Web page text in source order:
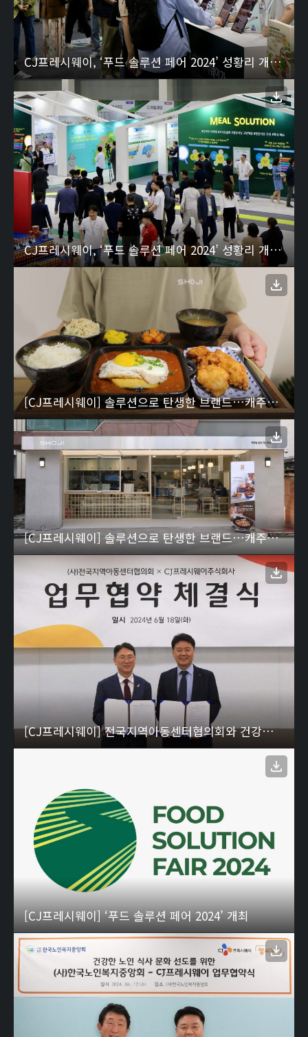
CJ프레시웨이, ‘푸드 솔루션 페어 2024’ 성황리 개막 2
CJ프레시웨이, ‘푸드 솔루션 페어 2024’ 성황리 개막 1
[CJ프레시웨이] 솔루션으로 탄생한 브랜드…캐주얼 일식 레스토랑 ‘쇼지’ 통합 컨설팅 2
[CJ프레시웨이] 솔루션으로 탄생한 브랜드…캐주얼 일식 레스토랑 ‘쇼지’ 통합 컨설팅 1
[CJ프레시웨이] 전국지역아동센터협의회와 건강한 급식 문화 조성
[CJ프레시웨이] ‘푸드 솔루션 페어 2024’ 개최